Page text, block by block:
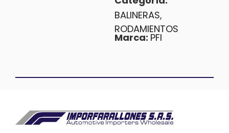
BALINERAS,
RODAMIENTOS
Marca: PFI